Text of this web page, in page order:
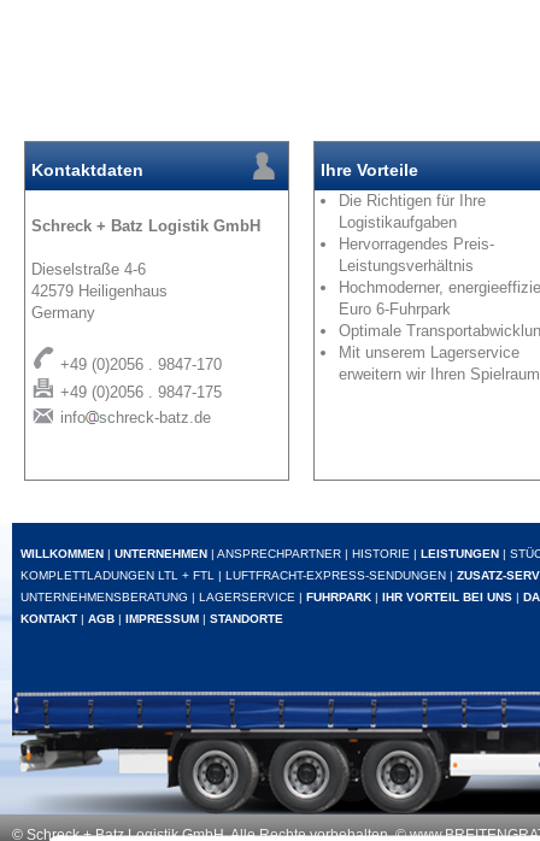
Kontaktdaten
Schreck + Batz Logistik GmbH
Dieselstraße 4-6
42579 Heiligenhaus
Germany
+49 (0)2056 . 9847-170
+49 (0)2056 . 9847-175
info
schreck-batz.de
Ihre Vorteile
Die Richtigen für Ihre
Logistikaufgaben
Hervorragendes Preis-
Leistungsverhältnis
Hochmoderner,
Euro 6-Fuhrpark
Optimale
Mit unserem Lagerservice
erweitern wir Ihren Spielraum
WILLKOMMEN | UNTERNEHMEN | ANSPRECHPARTNER | HISTORIE | LEISTUNGEN |
KOMPLETTLADUNGEN LTL + FTL
| LUFTFRACHT-EXPRESS-SENDUNGEN | ZUSATZ-
UNTERNEHMENSBERATUNG | LAGERSERVICE | FUHRPARK | IHR VORTEIL BEI UNS |
KONTAKT | AGB | IMPRESSUM | STANDORTE
© Schreck + Batz Logistik GmbH. Alle Rechte vorbehalten. ©